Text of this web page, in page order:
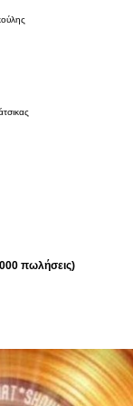
πωλήσεις)